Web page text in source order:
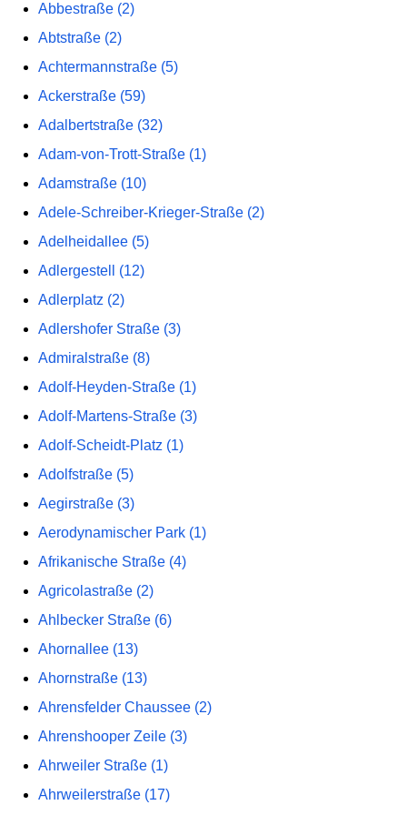
Abbestraße (2)
Abtstraße (2)
Achtermannstraße (5)
Ackerstraße (59)
Adalbertstraße (32)
Adam-von-Trott-Straße (1)
Adamstraße (10)
Adele-Schreiber-Krieger-Straße (2)
Adelheidallee (5)
Adlergestell (12)
Adlerplatz (2)
Adlershofer Straße (3)
Admiralstraße (8)
Adolf-Heyden-Straße (1)
Adolf-Martens-Straße (3)
Adolf-Scheidt-Platz (1)
Adolfstraße (5)
Aegirstraße (3)
Aerodynamischer Park (1)
Afrikanische Straße (4)
Agricolastraße (2)
Ahlbecker Straße (6)
Ahornallee (13)
Ahornstraße (13)
Ahrensfelder Chaussee (2)
Ahrenshooper Zeile (3)
Ahrweiler Straße (1)
Ahrweilerstraße (17)